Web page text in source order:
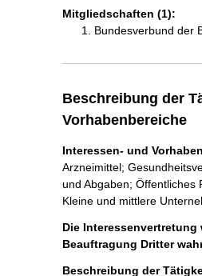
Mitgliedschaften (1):
Bundesverbund der
Beschreibung der
Vorhabenbereiche
Interessen- und
Arzneimittel;
und Abgaben; Öffentliches
Kleine und mittlere
Die
Beauftragung Dritter
Beschreibung der